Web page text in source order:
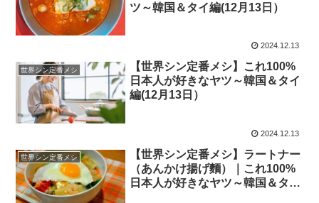
ツ～韓国＆タイ編(12月13日）
2024.12.13
世界シン定番メシ
【世界シン定番メシ】これ100%
日本人が好きなヤツ～韓国＆タイ
編(12月13日）
2024.12.13
世界シン定番メシ
【世界シン定番メシ】ラートナー
（あんかけ揚げ麵）｜これ100%
日本人が好きなヤツ～韓国＆タイ